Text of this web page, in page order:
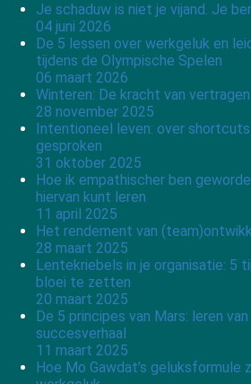
Je schaduw is niet je vijand. Je
04 juni 2026
De 5 lessen over werkgeluk en
tijdens de Olympische Spelen
06 maart 2026
Winteren: De kracht van
28 november 2025
Intentioneel leven: over
gesproken
31 oktober 2025
Hoe ik empathischer ben
hiervan kunt leren
11 april 2025
Het rendement van
28 maart 2025
Lentekriebels in je organisatie: 5
bloei te zetten
20 maart 2025
De 5 principes van Mars: leren
succesverhaal
11 maart 2025
Hoe Mo Gawdat’s geluksformule